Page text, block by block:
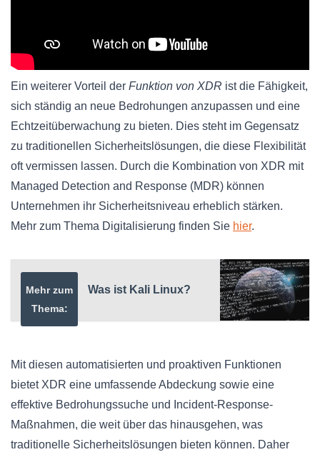
Ein weiterer Vorteil der Funktion von XDR ist die Fähigkeit,
sich ständig an neue Bedrohungen anzupassen und eine
Echtzeitüberwachung zu bieten. Dies steht im Gegensatz
zu traditionellen Sicherheitslösungen, die diese Flexibilität
oft vermissen lassen. Durch die Kombination von XDR mit
Managed Detection and Response (MDR) können
Unternehmen ihr Sicherheitsniveau erheblich stärken.
Mehr zum Thema Digitalisierung finden Sie hier.
Mehr zum
Thema:
Was ist Kali Linux?
Mit diesen automatisierten und proaktiven Funktionen
bietet XDR eine umfassende Abdeckung sowie eine
effektive Bedrohungssuche und Incident-Response-
Maßnahmen, die weit über das hinausgehen, was
traditionelle Sicherheitslösungen bieten können. Daher